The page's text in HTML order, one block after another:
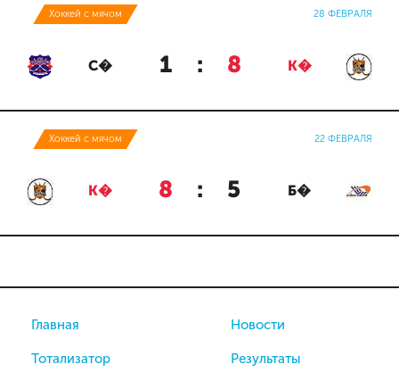
Хоккей с мячом 28 ФЕВРАЛЯ
С� 1 : 8 К�
Хоккей с мячом 22 ФЕВРАЛЯ
К� 8 : 5 Б�
Главная
Тотализатор
Новости
Результаты